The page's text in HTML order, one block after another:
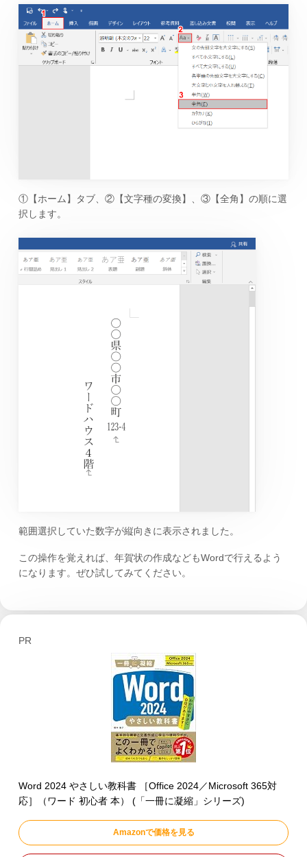
①【ホーム】タブ、②【文字種の変換】、③【全角】の順に選
択します。
範囲選択していた数字が縦向きに表示されました。
この操作を覚えれば、年賀状の作成などもWordで行えるよう
になります。ぜひ試してみてください。
PR
Word 2024 やさしい教科書 ［Office 2024／Microsoft 365対
応］（ワード 初心者 本） (「一冊に凝縮」シリーズ)
Amazonで価格を見る